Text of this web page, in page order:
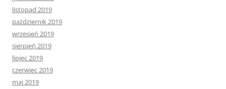
listopad 2019
październik 2019
wrzesień 2019
sierpień 2019
lipiec 2019
czerwiec 2019
maj 2019